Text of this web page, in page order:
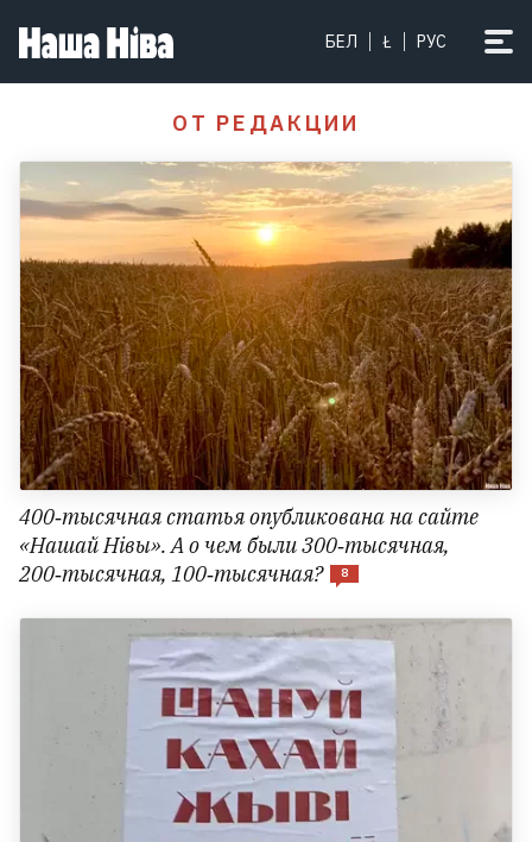
БЕЛ Ł РУС
ОТ РЕДАКЦИИ
400‑тысячная статья опубликована на сайте
«Нашай Нівы». А о чем были 300‑тысячная,
200‑тысячная, 100‑тысячная?
8